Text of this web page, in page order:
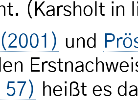
(Karsholt in
und
57) heißt es